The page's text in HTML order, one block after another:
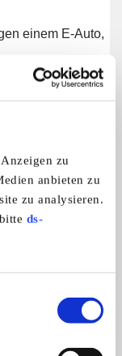
zu
anbieten zu
zu analysieren.
ds-
einem E-Auto,
ALLE ANZEIGEN